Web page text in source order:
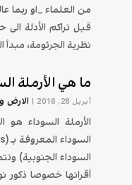
من العلماء _او ربما
قبل تراكم الأدلة
نظرية الجرثومة، مبدأ
ما هي الأرملة
أبريل 28, 2016 | الارض
الأرملة السوداء
السوداء الجنوبية)
أقرانها خصوصا ذكور